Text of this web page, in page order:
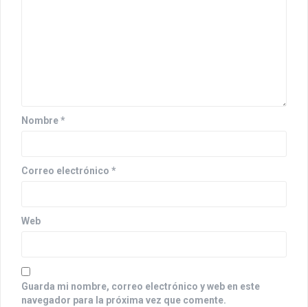
Nombre*
Correo electrónico *
Web
Guarda mi nombre, correo electrónico y web en este
navegador para la próxima vez que comente.